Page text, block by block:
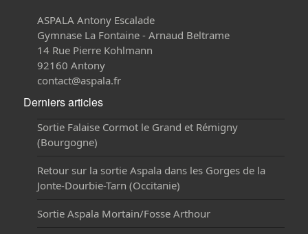
ASPALA Antony Escalade
Gymnase La Fontaine - Arnaud Beltrame
14 Rue Pierre Kohlmann
92160 Antony
contact@aspala.fr
Derniers articles
Sortie Falaise Cormot le Grand et Rémigny
(Bourgogne)
Retour sur la sortie Aspala dans les Gorges de la
Jonte-Dourbie-Tarn (Occitanie)
Sortie Aspala Mortain/Fosse Arthour